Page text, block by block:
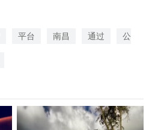
平台 南昌 通过 公